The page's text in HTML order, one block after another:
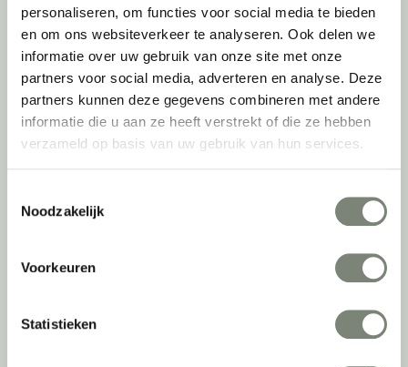
personaliseren, om functies voor social media te bieden
en om ons websiteverkeer te analyseren. Ook delen we
informatie over uw gebruik van onze site met onze
partners voor social media, adverteren en analyse. Deze
partners kunnen deze gegevens combineren met andere
informatie die u aan ze heeft verstrekt of die ze hebben
verzameld op basis van uw gebruik van hun services.
Noodzakelijk
Voorkeuren
Statistieken
Als grootste onafhankelijke projectinrichter én expert op het gebied
van de beste werkomgeving zetten we ons dagelijks met veel
passie en enthousiasme in om juist dat voor onze klanten te
realiseren: de allerbeste werkomgeving. En dat doen we niet alleen
met het oog op nu; dankzij ons duurzame en circulaire karakter
kijken we ook naar de toekomst. Naar hoe we werkomgevingen een
tweede leven kunnen geven, bijvoorbeeld. Maar ook door keer op
Belangrijke categorieën
Zitsta bureaus
Projectstoffering